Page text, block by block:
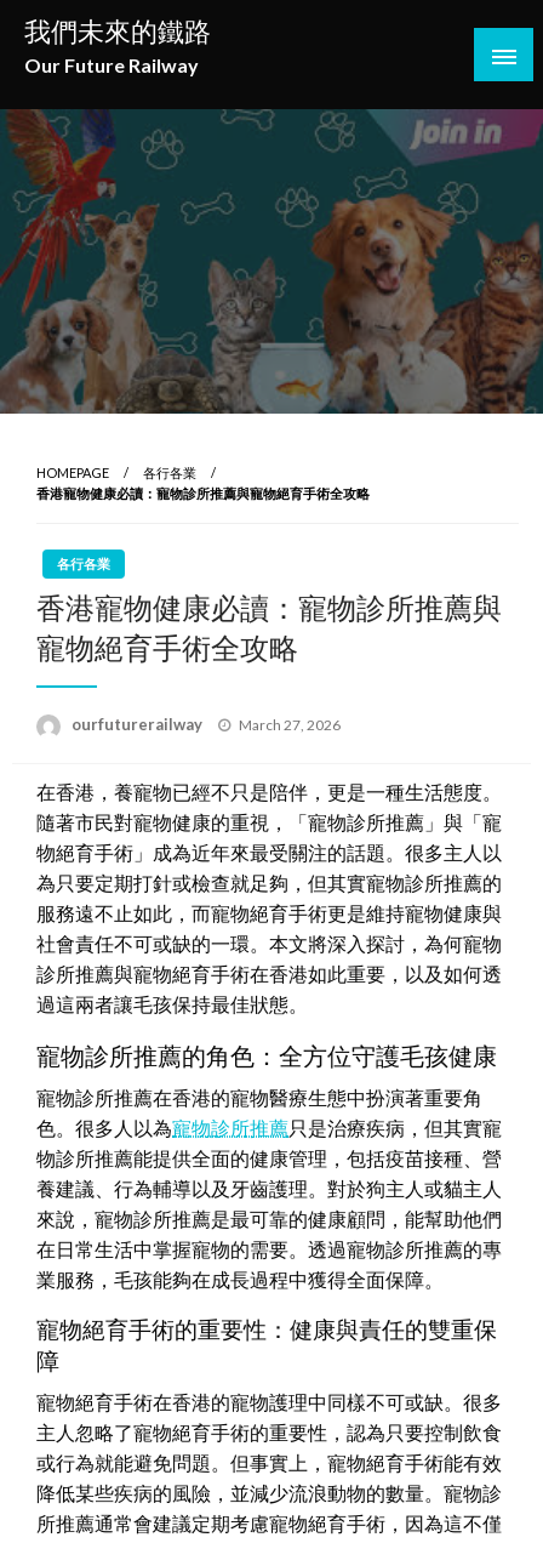
Skip
content
我們未來的鐵路
Our Future Railway
HOMEPAGE
各行各業
香港寵物健康必讀：寵物診所推薦與寵物絕育手術全攻略
各行各業
香港寵物健康必讀：寵物診所推薦與
寵物絕育手術全攻略
ourfuturerailway
Posted
March 27, 2026
在香港，養寵物已經不只是陪伴，更是一種生活態度。
隨著市民對寵物健康的重視，「寵物診所推薦」與「寵
物絕育手術」成為近年來最受關注的話題。很多主人以
為只要定期打針或檢查就足夠，但其實寵物診所推薦的
服務遠不止如此，而寵物絕育手術更是維持寵物健康與
社會責任不可或缺的一環。本文將深入探討，為何寵物
診所推薦與寵物絕育手術在香港如此重要，以及如何透
過這兩者讓毛孩保持最佳狀態。
寵物診所推薦的角色：全方位守護毛孩健康
寵物診所推薦在香港的寵物醫療生態中扮演著重要角
色。很多人以為寵物診所推薦只是治療疾病，但其實寵
物診所推薦能提供全面的健康管理，包括疫苗接種、營
養建議、行為輔導以及牙齒護理。對於狗主人或貓主人
來說，寵物診所推薦是最可靠的健康顧問，能幫助他們
在日常生活中掌握寵物的需要。透過寵物診所推薦的專
業服務，毛孩能夠在成長過程中獲得全面保障。
寵物絕育手術的重要性：健康與責任的雙重保
障
寵物絕育手術在香港的寵物護理中同樣不可或缺。很多
主人忽略了寵物絕育手術的重要性，認為只要控制飲食
或行為就能避免問題。但事實上，寵物絕育手術能有效
降低某些疾病的風險，並減少流浪動物的數量。寵物診
所推薦通常會建議定期考慮寵物絕育手術，因為這不僅